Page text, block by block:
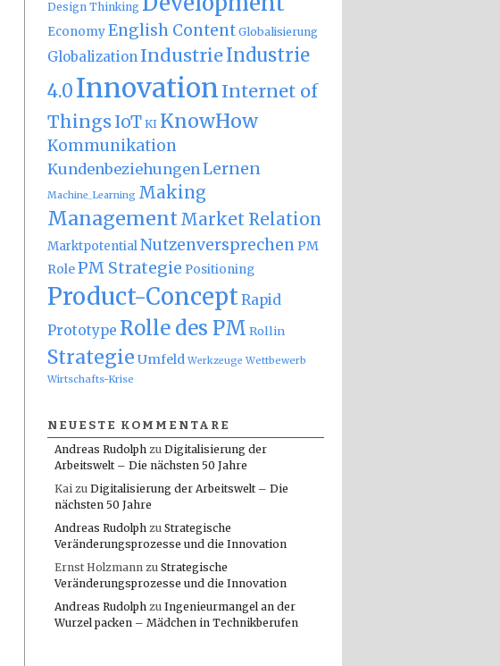
Design Thinking
EconomyEnglish Content Globalisierung
Globalization IndustrieIndustrie
4.0Innovation Internet of
ThingsIoT KI KnowHow
Kommunikation
Kundenbeziehungen Lernen
Machine_Learning Making
Management Market Relation
MarktpotentialNutzenversprechen PM
RolePM Strategie Positioning
Product-ConceptRapid
Prototype Rolle des PM Rollin
Strategie Umfeld Werkzeuge Wettbewerb
Wirtschafts-Krise
NEUESTE KOMMENTARE
Andreas Rudolph zu Digitalisierung der
Arbeitswelt – Die nächsten 50 Jahre
Kai zu Digitalisierung der Arbeitswelt – Die
nächsten 50 Jahre
Andreas Rudolph zu Strategische
Veränderungsprozesse und die Innovation
Ernst Holzmann zu Strategische
Veränderungsprozesse und die Innovation
Andreas Rudolph zu Ingenieurmangel an der
Wurzel packen – Mädchen in Technikberufen